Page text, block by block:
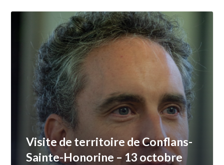
Visite de territoire de Conflans-
Sainte-Honorine – 13 octobre